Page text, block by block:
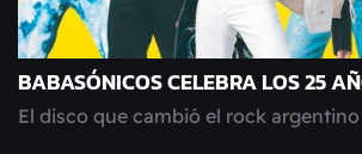
BABASÓNICOS CELEBRA LOS 25
El disco que cambió el rock argentino